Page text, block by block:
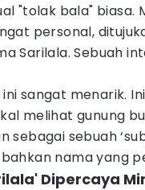
"tolak bala" biasa.
personal,
Sarilala. Sebuah
sangat menarik.
melihat gunung
sebagai sebuah
nama yang
Dipercaya